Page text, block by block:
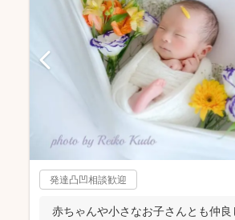
発達凸凹相談歓迎
赤ちゃんや小さなお子さんとも仲